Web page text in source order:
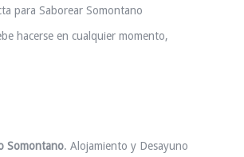
para Saborear Somontano
hacerse en cualquier momento,
Somontano. Alojamiento y Desayuno